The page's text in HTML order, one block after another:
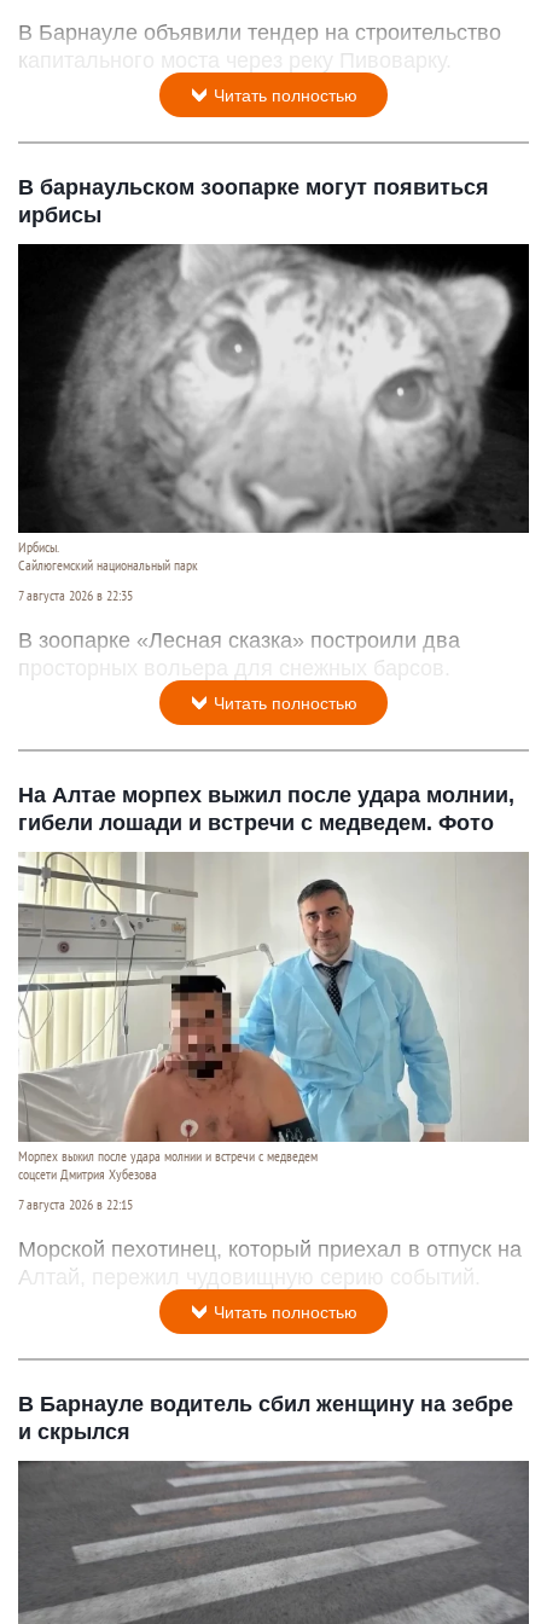
В Барнауле объявили тендер на строительство
капитального моста через реку Пивоварку.
Читать полностью
В барнаульском зоопарке могут появиться
ирбисы
Ирбисы.
Сайлюгемский национальный парк
7 августа 2026 в 22:35
В зоопарке «Лесная сказка» построили два
просторных вольера для снежных барсов.
Читать полностью
На Алтае морпех выжил после удара молнии,
гибели лошади и встречи с медведем. Фото
Морпех выжил после удара молнии и встречи с медведем
соцсети Дмитрия Хубезова
7 августа 2026 в 22:15
Морской пехотинец, который приехал в отпуск на
Алтай, пережил чудовищную серию событий.
Читать полностью
В Барнауле водитель сбил женщину на зебре
и скрылся